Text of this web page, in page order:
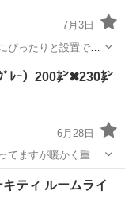
7月3日
剥げてしまってい
収納家具 小型
ﾞﾚｰ）200㌢✖︎230㌢
6月28日
てますが暖かく重宝
後は自己
寝具
ティ ルームライ